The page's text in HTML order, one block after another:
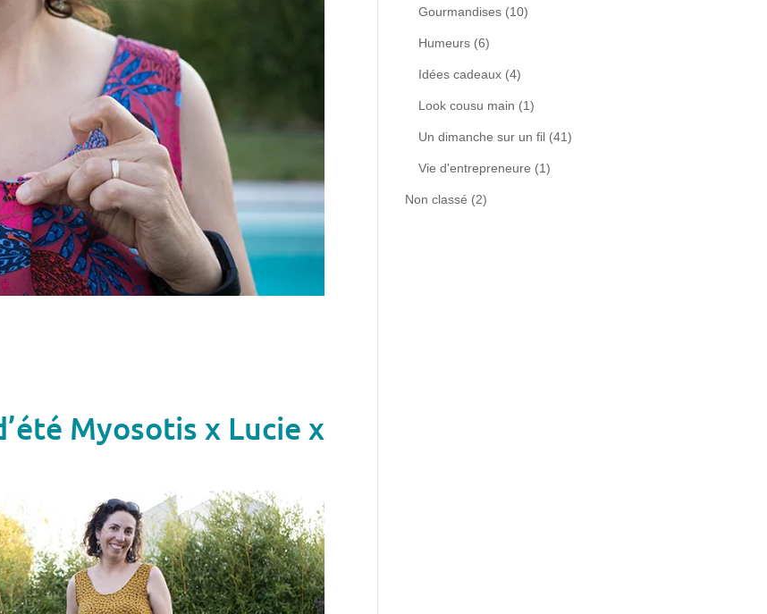
Myosotis x Lucie x
Gourmandises(10)
Humeurs(6)
Idées cadeaux(4)
Look cousu main (1)
Un dimanche sur un fil(41)
Vie d'entrepreneure (1)
Non classé (2)